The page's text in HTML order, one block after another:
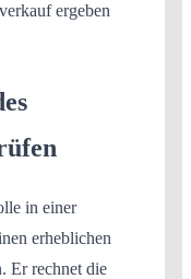
ergeben
in einer
erheblichen
Er rechnet die